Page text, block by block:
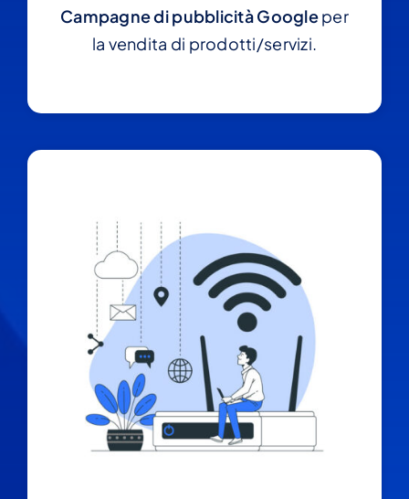
Campagne di pubblicità Googleper
la vendita di prodotti/servizi.